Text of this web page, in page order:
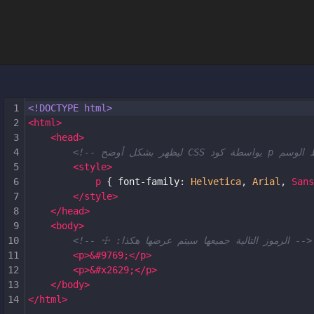
1
<!DOCTYPE html>
2
<html>
3
<head>
4
5
<style>
6
p { font-family: Helvetica, Arial ,
7
</style>
8
</head>
9
<body>
10
<!-- ☩ :الرموز التالية جميعها سيتم عرضها هكذا -->
11
<p>&#9769;</p>
12
<p>&#x2629;</p>
13
</body>
14
</html>